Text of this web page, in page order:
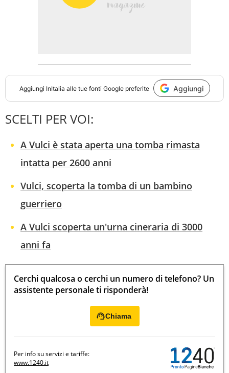
Aggiungi InItalia alle tue fonti Google preferite Aggiungi
SCELTI PER VOI:
A Vulci è stata aperta una tomba rimasta
intatta per 2600 anni
Vulci, scoperta la tomba di un bambino
guerriero
A Vulci scoperta un'urna cineraria di 3000
anni fa
Cerchi qualcosa o cerchi un numero di telefono? Un
assistente personale ti risponderà!
Chiama
Per info su servizi e tariffe:
www.1240.it